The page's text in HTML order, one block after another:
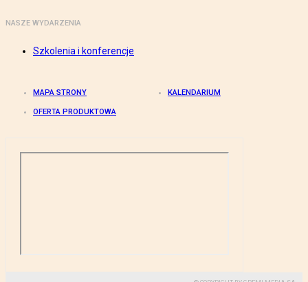
NASZE WYDARZENIA
Szkolenia i konferencje
MAPA STRONY KALENDARIUM
OFERTA PRODUKTOWA